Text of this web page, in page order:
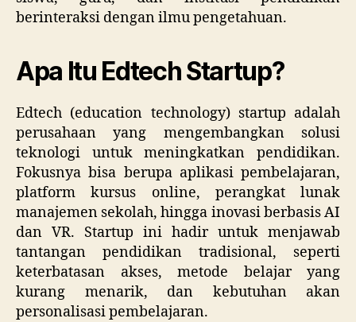
berinteraksi dengan ilmu pengetahuan.
Apa Itu Edtech Startup?
Edtech (education technology) startup adalah
perusahaan yang mengembangkan solusi
teknologi untuk meningkatkan pendidikan.
Fokusnya bisa berupa aplikasi pembelajaran,
platform kursus online, perangkat lunak
manajemen sekolah, hingga inovasi berbasis AI
dan VR. Startup ini hadir untuk menjawab
tantangan pendidikan tradisional, seperti
keterbatasan akses, metode belajar yang
kurang menarik, dan kebutuhan akan
personalisasi pembelajaran.